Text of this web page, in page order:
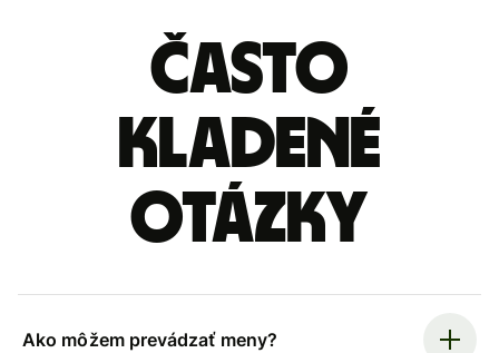
Často
kladené
otázky
Ako môžem prevádzať meny?